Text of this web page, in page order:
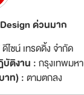
ด่วนมาก
ไซน์ เทรดดิ้ง จำกัด
ติงาน :กรุงเทพมห
าท) :ตามตกลง